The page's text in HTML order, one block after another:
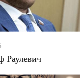
Раулевич